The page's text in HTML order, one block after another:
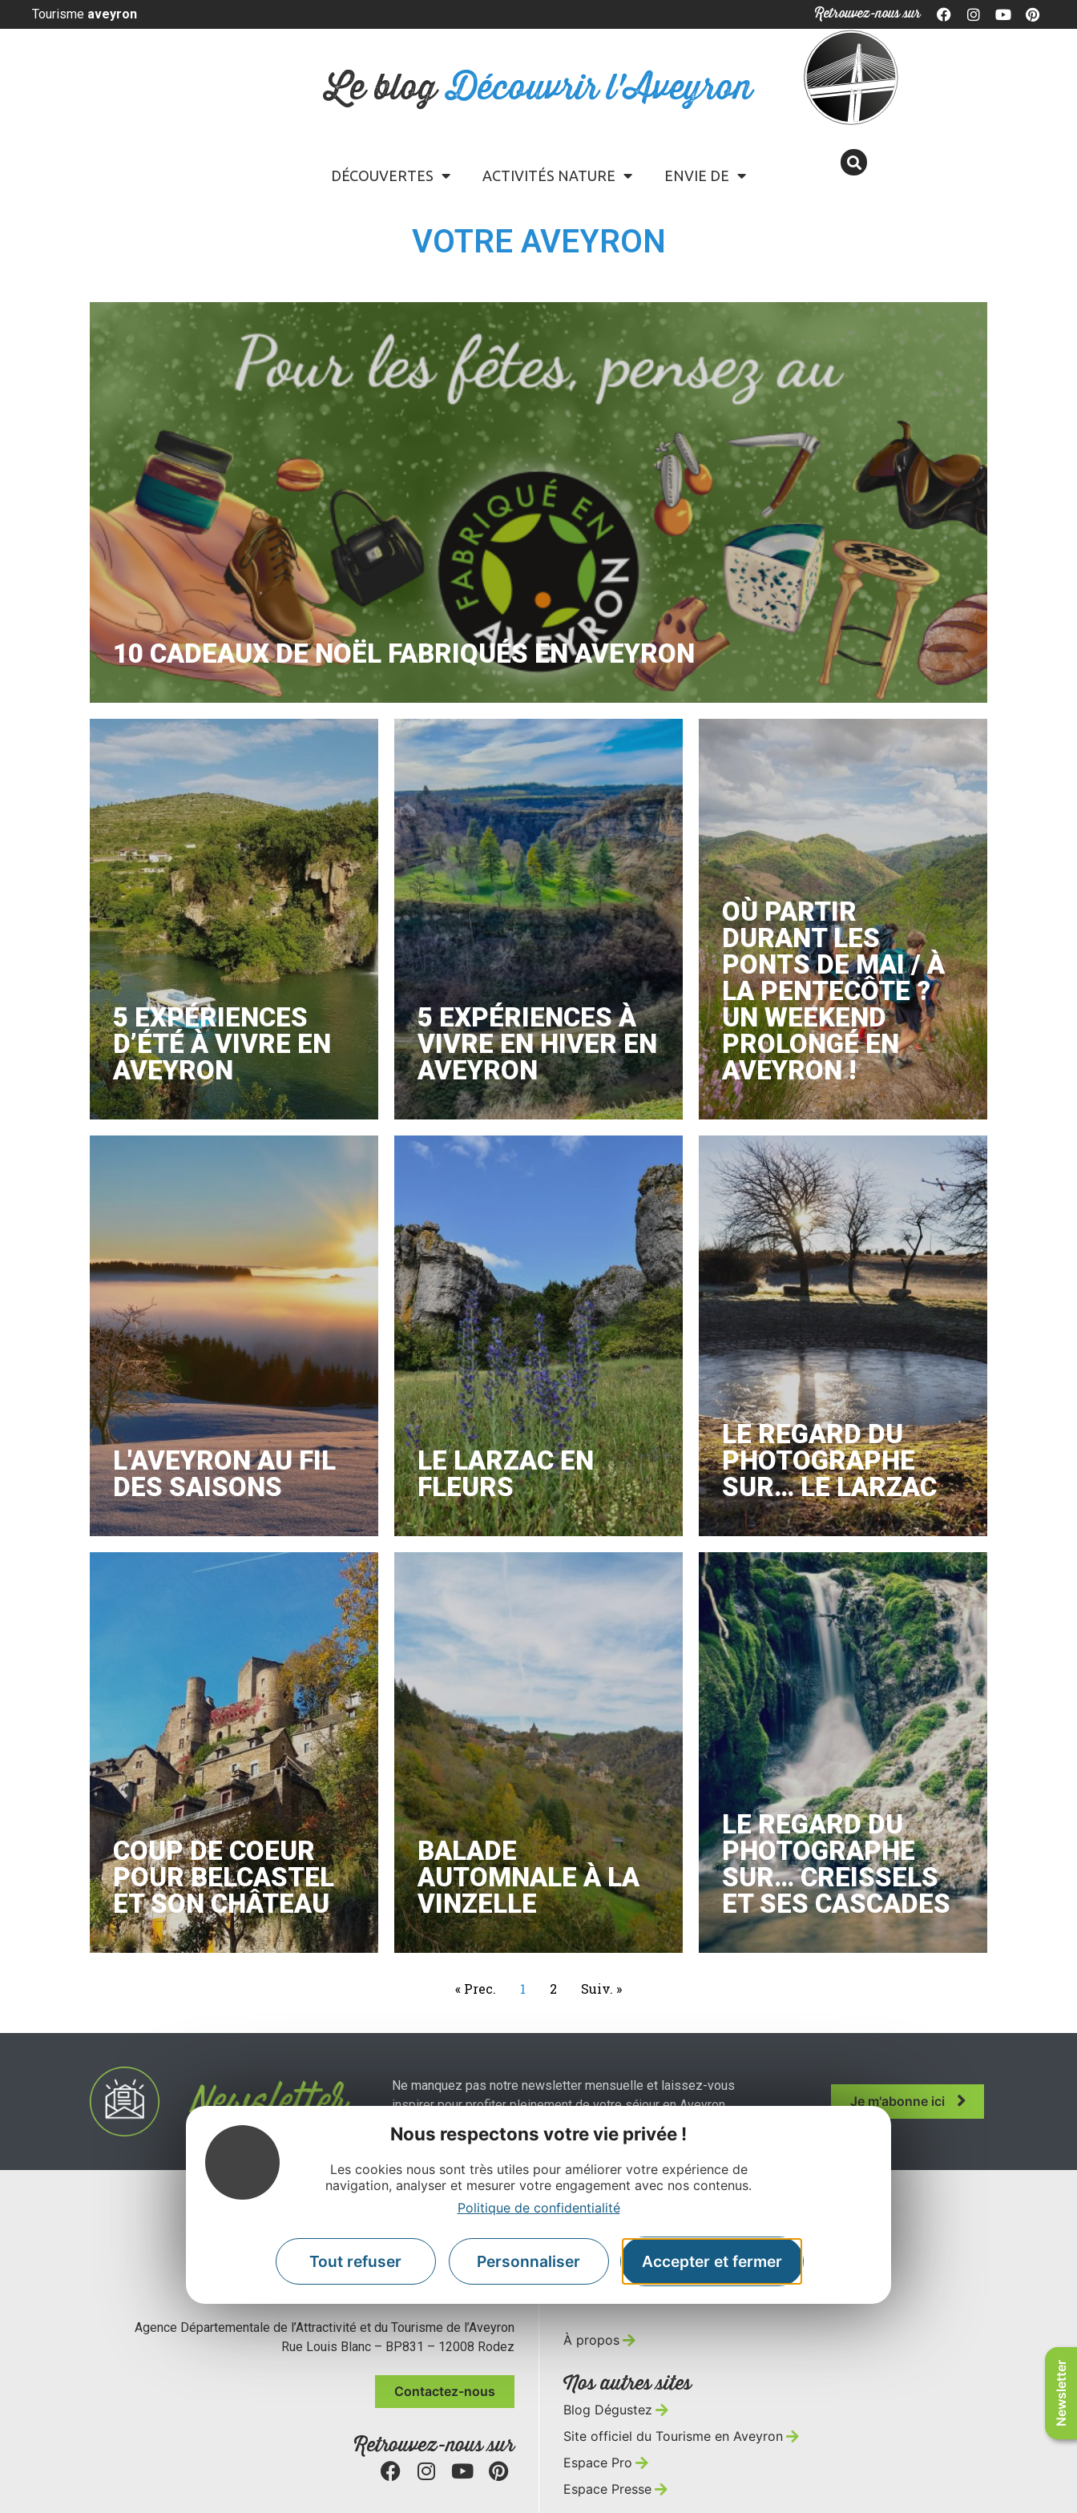
Panneau de gestion des cookies
Nous respectons votre vie privée !
Les cookies nous sont très utiles pour améliorer votre expérience de
navigation, analyser et mesurer votre engagement avec nos contenus.
Politique de confidentialité
Tout refuser Personnaliser Accepter et fermer
Tourisme aveyron Retrouvez-nous sur
Le blogDécouvrir l'Aveyron
DÉCOUVERTES ACTIVITÉS NATURE ENVIE DE
VOTRE AVEYRON
10 CADEAUX DE NOËL FABRIQUÉS EN AVEYRON
5 EXPÉRIENCES
D’ÉTÉ À VIVRE EN
AVEYRON
5 EXPÉRIENCES À
VIVRE EN HIVER EN
AVEYRON
OÙ PARTIR
DURANT LES
PONTS DE MAI / À
LA PENTECÔTE ?
UN WEEKEND
PROLONGÉ EN
AVEYRON !
L'AVEYRON AU FIL
DES SAISONS
LE LARZAC EN
FLEURS
LE REGARD DU
PHOTOGRAPHE
SUR… LE LARZAC
COUP DE COEUR
POUR BELCASTEL
ET SON CHÂTEAU
BALADE
AUTOMNALE À LA
VINZELLE
LE REGARD DU
PHOTOGRAPHE
SUR… CREISSELS
ET SES CASCADES
« Prec. 1 2 Suiv. »
Ne manquez pas notre newsletter mensuelle et laissez-vous
inspirer pour profiter pleinement de votre séjour en Aveyron.
Je m'abonne ici
Agence Départementale de l’Attractivité et du Tourisme de l’Aveyron
Rue Louis Blanc – BP831 – 12008 Rodez
Contactez-nous
Retrouvez-nous sur
À propos
Nos autres sites
Blog Dégustez
Site officiel du Tourisme en Aveyron
Espace Pro
Espace Presse
Newsletter